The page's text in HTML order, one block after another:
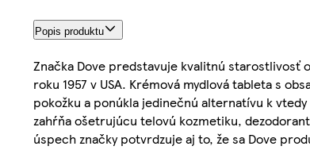
Popis produktu
Značka Dove predstavuje kvalitnú starostlivosť
roku 1957 v USA. Krémová mydlová tableta s
pokožku a ponúkla jedinečnú alternatívu k
zahŕňa ošetrujúcu telovú kozmetiku,
úspech značky potvrdzuje aj to, že sa Dove